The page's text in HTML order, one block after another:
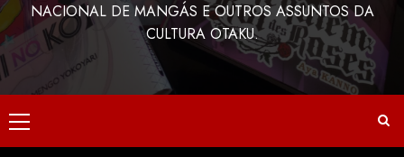
NACIONAL DE MANGÁS E OUTROS ASSUNTOS DA
CULTURA OTAKU.